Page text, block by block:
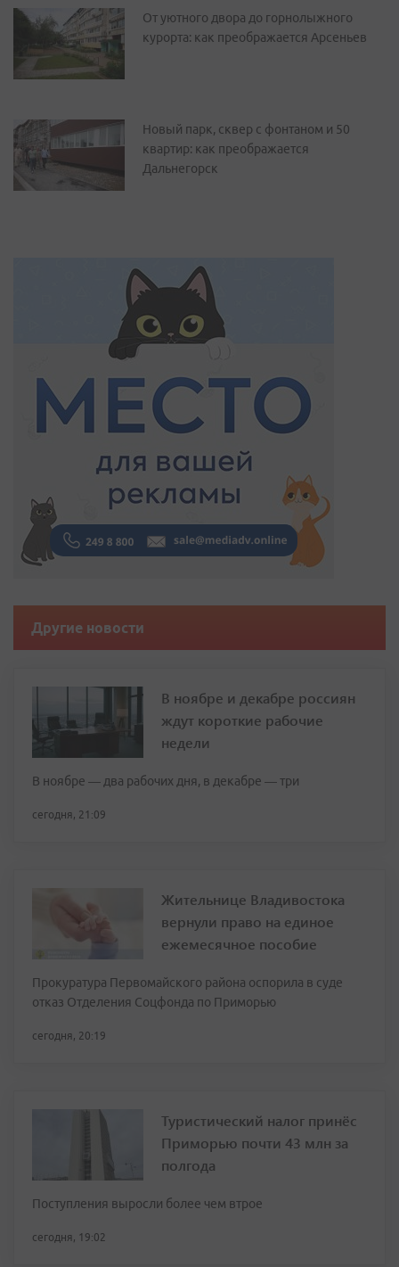
От уютного двора до горнолыжного
курорта: как преображается Арсеньев
Новый парк, сквер с фонтаном и 50
квартир: как преображается
Дальнегорск
Другие новости
В ноябре и декабре россиян
ждут короткие рабочие
недели
В ноябре — два рабочих дня, в декабре — три
сегодня, 21:09
Жительнице Владивостока
вернули право на единое
ежемесячное пособие
Прокуратура Первомайского района оспорила в суде
отказ Отделения Соцфонда по Приморью
сегодня, 20:19
Туристический налог принёс
Приморью почти 43 млн за
полгода
Поступления выросли более чем втрое
сегодня, 19:02